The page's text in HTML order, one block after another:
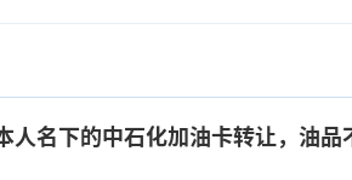
人名下的中石化加油卡转让，油